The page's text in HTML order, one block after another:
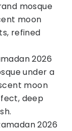
mosque
moon
refined
2026
under a
moon
deep
2026